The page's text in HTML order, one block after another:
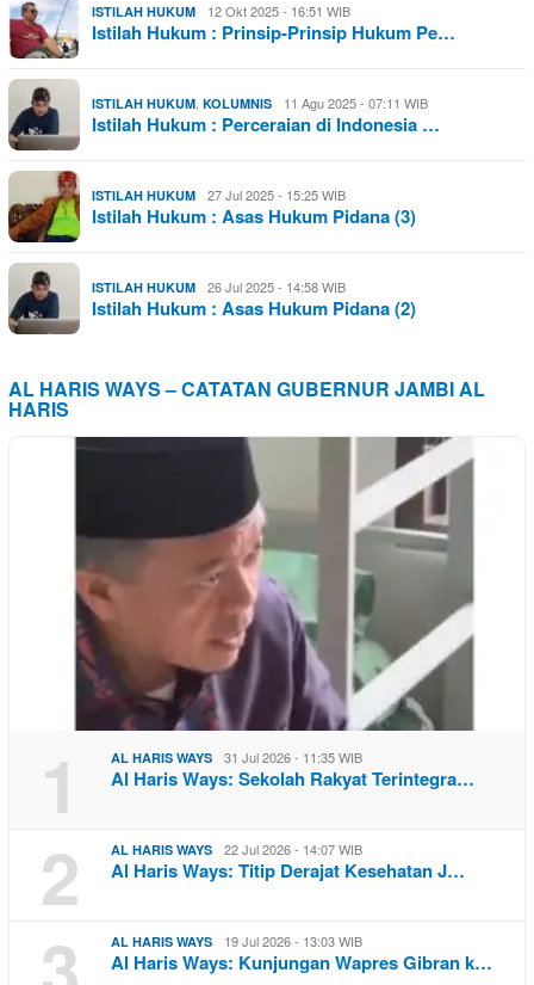
ISTILAH HUKUM 12 Okt 2025 - 16:51 WIB
Istilah Hukum : Prinsip-Prinsip Hukum Pe…
ISTILAH HUKUM KOLUMNIS 11 Agu 2025 - 07:11 WIB
Istilah Hukum : Perceraian di Indonesia …
ISTILAH HUKUM 27 Jul 2025 - 15:25 WIB
Istilah Hukum : Asas Hukum Pidana (3)
ISTILAH HUKUM 26 Jul 2025 - 14:58 WIB
Istilah Hukum : Asas Hukum Pidana (2)
AL HARIS WAYS – CATATAN GUBERNUR JAMBI AL
HARIS
1 AL HARIS WAYS 31 Jul 2026 - 11:35 WIB
Al Haris Ways: Sekolah Rakyat Terintegra…
2 AL HARIS WAYS 22 Jul 2026 - 14:07 WIB
Al Haris Ways: Titip Derajat Kesehatan J…
AL HARIS WAYS 19 Jul 2026 - 13:03 WIB
Al Haris Ways: Kunjungan Wapres Gibran k…